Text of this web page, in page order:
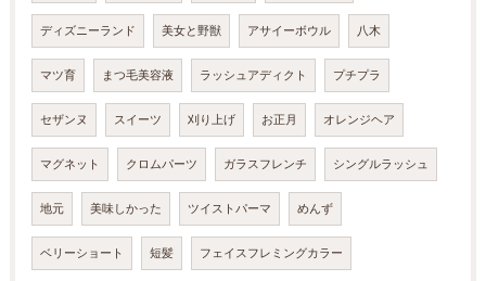
ディズニーランド 美女と野獣 アサイーボウル 八木
マツ育 まつ毛美容液 ラッシュアディクト プチプラ
セザンヌ スイーツ 刈り上げ お正月 オレンジヘア
マグネット クロムパーツ ガラスフレンチ シングルラッシュ
地元 美味しかった ツイストパーマ めんず
ベリーショート 短髪 フェイスフレミングカラー